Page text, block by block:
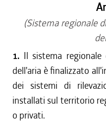
(Sistema regionale
1. Il sistema
dell'aria è finalizzato
dei sistemi di
installati sul territorio
o privati.